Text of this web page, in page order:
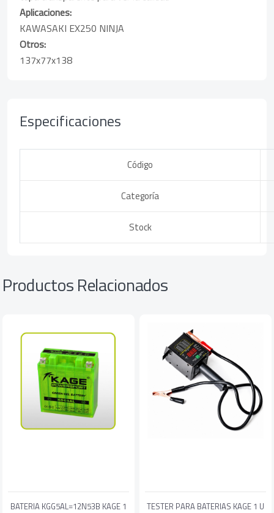
Aplicaciones:
KAWASAKI EX250 NINJA
Otros:
137x77x138
Especificaciones
Código
Categoría
Stock
Productos Relacionados
BATERIA KGG5AL=12N53B KAGE 1
TESTER PARA BATERIAS KAGE 1 U